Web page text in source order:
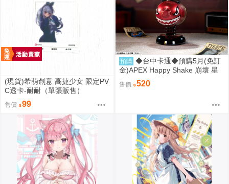
(現貨)希萌創意 高捷少女 限定PV
C透卡-耐耐（單張販售）
售價 99
預購 ◆台中卡通◆預購5月(免訂
金)APEX Happy Shake 崩壞 星
穹鐵道 Q版搖搖樂 波提歐 1003
售價 520